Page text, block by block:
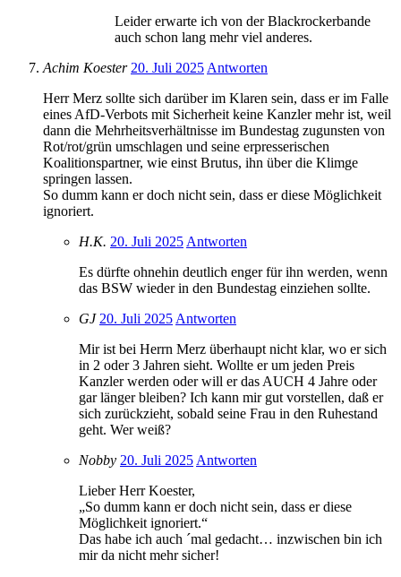
Leider erwarte ich von der Blackrockerbande
auch schon lang mehr viel anderes.
Achim Koester 20. Juli 2025 Antworten
Herr Merz sollte sich darüber im Klaren sein, dass er im Falle
eines AfD-Verbots mit Sicherheit keine Kanzler mehr ist, weil
dann die Mehrheitsverhältnisse im Bundestag zugunsten von
Rot/rot/grün umschlagen und seine erpresserischen
Koalitionspartner, wie einst Brutus, ihn über die Klimge
springen lassen.
So dumm kann er doch nicht sein, dass er diese Möglichkeit
ignoriert.
H.K. 20. Juli 2025 Antworten
Es dürfte ohnehin deutlich enger für ihn werden, wenn
das BSW wieder in den Bundestag einziehen sollte.
GJ 20. Juli 2025 Antworten
Mir ist bei Herrn Merz überhaupt nicht klar, wo er sich
in 2 oder 3 Jahren sieht. Wollte er um jeden Preis
Kanzler werden oder will er das AUCH 4 Jahre oder
gar länger bleiben? Ich kann mir gut vorstellen, daß er
sich zurückzieht, sobald seine Frau in den Ruhestand
geht. Wer weiß?
Nobby 20. Juli 2025 Antworten
Lieber Herr Koester,
„So dumm kann er doch nicht sein, dass er diese
Möglichkeit ignoriert.“
Das habe ich auch ´mal gedacht… inzwischen bin ich
mir da nicht mehr sicher!